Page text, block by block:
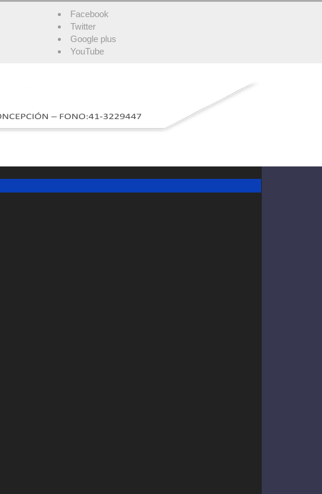
Facebook
Twitter
Google plus
YouTube